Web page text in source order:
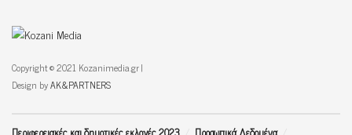
Copyright © 2021 Kozanimedia.gr |
Design byAK&PARTNERS